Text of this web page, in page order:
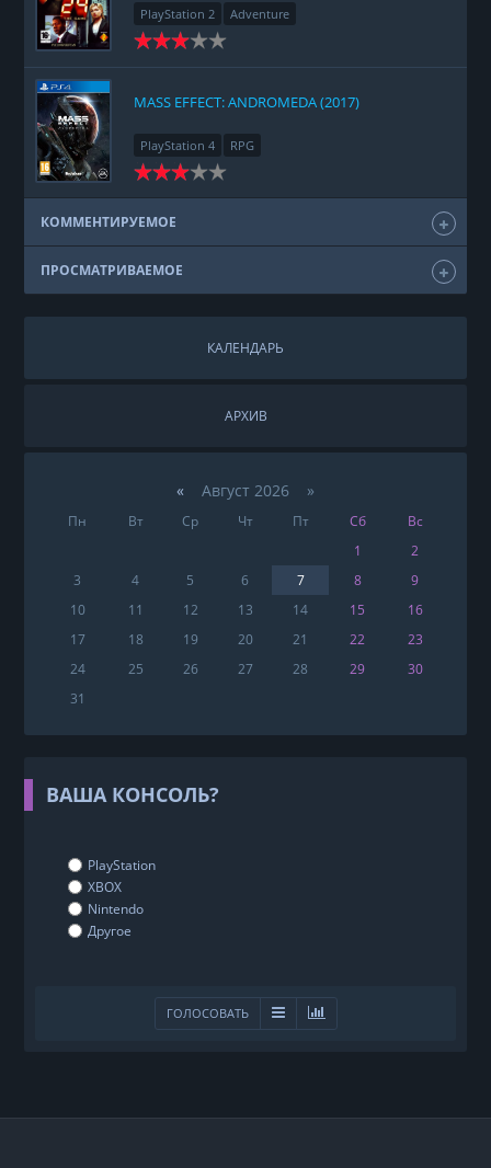
PlayStation 2 Adventure
MASS EFFECT: ANDROMEDA (2017)
PlayStation 4 RPG
КОММЕНТИРУЕМОЕ
ПРОСМАТРИВАЕМОЕ
КАЛЕНДАРЬ
АРХИВ
«Август 2026 »
Пн Вт Ср Чт Пт Сб
Вс
1
2
3
4 5 6 7 8
9
10
11 12 13 14 15
16
17
18 19 20 21 22
23
24
25 26 27 28 29
30
31
ВАША КОНСОЛЬ?
PlayStation
XBOX
Nintendo
Другое
ГОЛОСОВАТЬ